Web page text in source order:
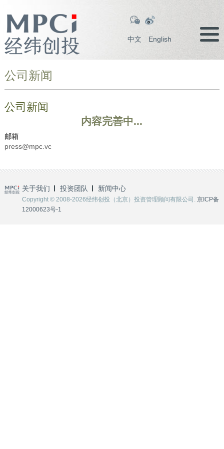
中文 English
公司新闻
公司新闻
内容完善中...
邮箱
press@mpc.vc
关于我们 投资团队 新闻中心
Copyright © 2008-2026经纬创投（北京）投资管理顾问有限公司. 京ICP备
12000623号-1